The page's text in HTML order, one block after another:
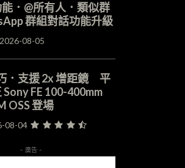
．@所有人．類似群
群組對話功能升級
2026-08-05
．支援 2x 增距鏡 平
FE 100-400mm
OSS 登場
08-04
- 廣告 -